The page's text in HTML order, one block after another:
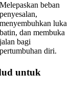
Melepaskan beban
penyesalan,
menyembuhkan luka
batin, dan membuka
jalan bagi
pertumbuhan diri.
untuk